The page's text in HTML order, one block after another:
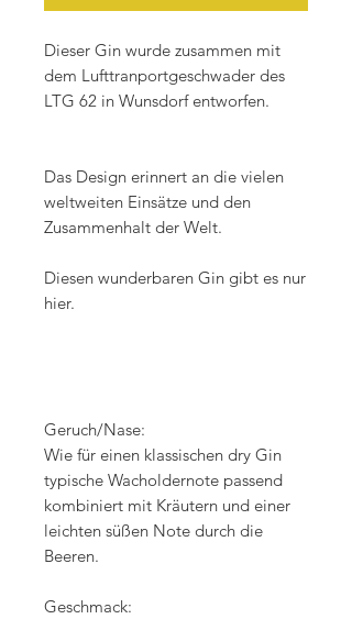
Dieser Gin wurde zusammen mit
dem Lufttranportgeschwader des
LTG 62 in Wunsdorf entworfen.
Das Design erinnert an die vielen
weltweiten Einsätze und den
Zusammenhalt der Welt.
Diesen wunderbaren Gin gibt es nur
hier.
Geruch/Nase:
Wie für einen klassischen dry Gin
typische Wacholdernote passend
kombiniert mit Kräutern und einer
leichten süßen Note durch die
Beeren.
Geschmack: